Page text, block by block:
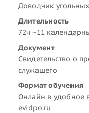
Доводчик
Длительность
72ч ~11
Документ
Свидетельство о
служащего
Формат обучения
Онлайн в удобное
evidpo.ru